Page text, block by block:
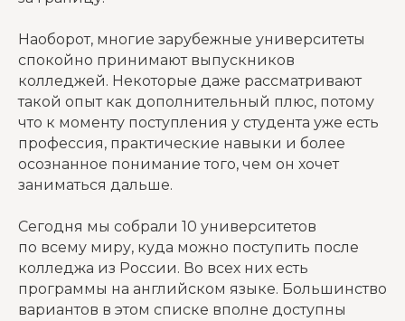
Наоборот, многие зарубежные университеты
спокойно принимают выпускников
колледжей. Некоторые даже рассматривают
такой опыт как дополнительный плюс, потому
что к моменту поступления у студента уже есть
профессия, практические навыки и более
осознанное понимание того, чем он хочет
заниматься дальше.
Сегодня мы собрали 10 университетов
по всему миру, куда можно поступить после
колледжа из России. Во всех них есть
программы на английском языке. Большинство
вариантов в этом списке вполне доступны